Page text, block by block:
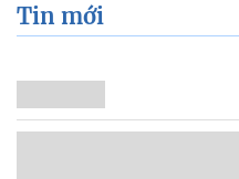
Tin mới